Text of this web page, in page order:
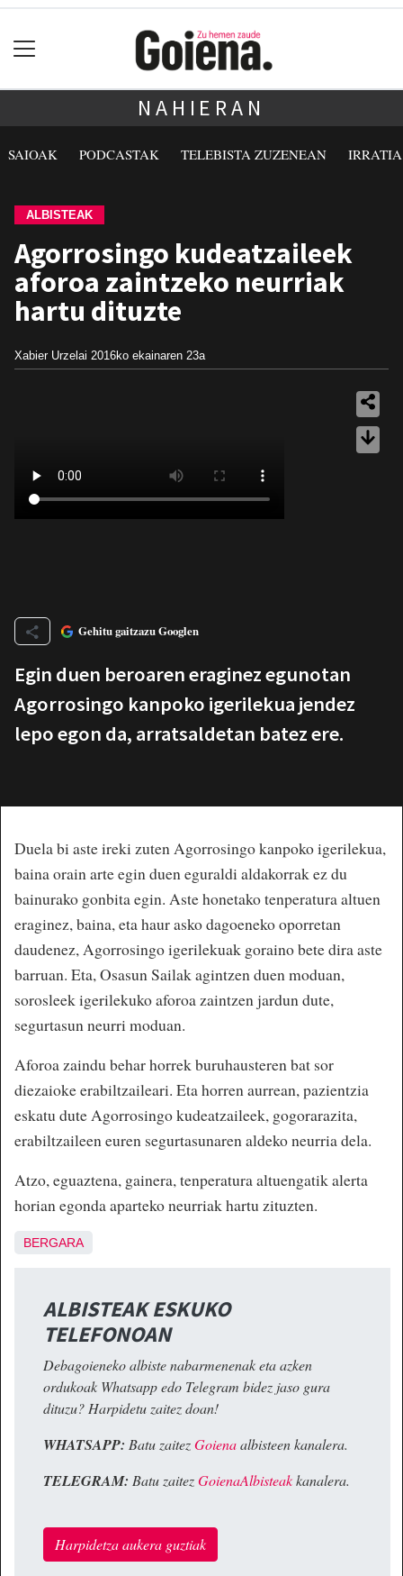
NAHIERAN
SAIOAK PODCASTAK TELEBISTA ZUZENEAN
ALBISTEAK
Agorrosingo kudeatzaileek
aforoa zaintzeko neurriak
hartu dituzte
Xabier Urzelai 2016ko ekainaren 23a
Gehitu gaitzazu Googlen
Egin duen beroaren eraginez egunotan
Agorrosingo kanpoko igerilekua jendez
lepo egon da, arratsaldetan batez ere.
Duela bi aste ireki zuten Agorrosingo kanpoko igerilekua,
baina orain arte egin duen eguraldi aldakorrak ez du
bainurako gonbita egin. Aste honetako tenperatura altuen
eraginez, baina, eta haur asko dagoeneko oporretan
daudenez, Agorrosingo igerilekuak goraino bete dira aste
barruan. Eta, Osasun Sailak agintzen duen moduan,
sorosleek igerilekuko aforoa zaintzen jardun dute,
segurtasun neurri moduan.
Aforoa zaindu behar horrek buruhausteren bat sor
diezaioke erabiltzaileari. Eta horren aurrean, pazientzia
eskatu dute Agorrosingo kudeatzaileek, gogorarazita,
erabiltzaileen euren segurtasunaren aldeko neurria dela.
Atzo, eguaztena, gainera, tenperatura altuengatik alerta
horian egonda aparteko neurriak hartu zituzten.
BERGARA
ALBISTEAK ESKUKO
TELEFONOAN
Debagoieneko albiste nabarmenenak eta azken
ordukoak Whatsapp edo Telegram bidez jaso gura
dituzu? Harpidetu zaitez doan!
WHATSAPP: Batu zaitezGoienaalbisteen kanalera.
TELEGRAM: Batu zaitezGoienaAlbisteakkanalera.
Harpidetza aukera guztiak